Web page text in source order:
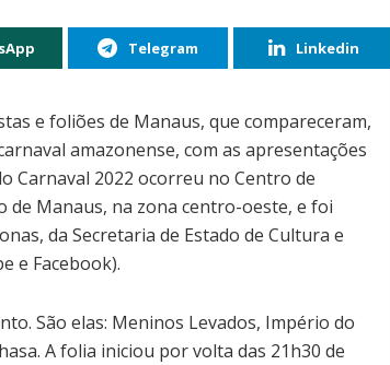
Telegram Linkedin
e foliões de Manaus, que compareceram,
amazonense, com as apresentações
Carnaval 2022 ocorreu no Centro de
Manaus, na zona centro-oeste, e foi
da Secretaria de Estado de Cultura e
e Facebook).
São elas: Meninos Levados, Império do
A folia iniciou por volta das 21h30 de